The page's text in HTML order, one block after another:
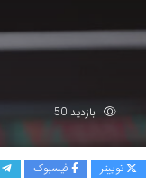
بازدید 50
توییتر فیسبوک